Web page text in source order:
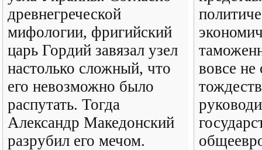
древнегреческой
мифологии, фригийский
царь Гордий завязал узел
настолько сложный, что
его невозможно было
распутать. Тогда
Александр Македонский
разрубил его мечом.
вовсе не